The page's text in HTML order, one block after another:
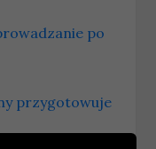
po
przygotowuje